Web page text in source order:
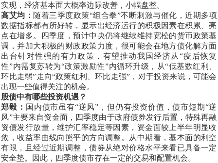
实现，经济基本面大概率边际改善，小幅盘整。
高艾均： 随着三季度政策“组合拳”不断刺激与催化，近期多项
数据指标都有所好转，显示出经济运行的积极因素在积累、亮
点在增多。四季度，预计中央仍将继续维持宽松的货币政策基
调，并加大积极的财政政策力度，很可能会在地方债化解方面
出台针对性强的有力政策，有望推动我国经济从“疫后恢复
性”内需复苏转为“政策激励性”内循环升级，从“低基数红利、
环比走弱”走向“政策红利、环比走强”，对于投资来说，可能会
出现一些值得关注的机会。
股债中有哪些投资机遇？
郑毅： 国内债市虽有“逆风”，但仍有投资价值，债市短期“逆
风”主要来自资金面，四季度由于政府债券发行后置，特殊再融
资债发行放量，维护汇率稳定等因素，资金面较上半年明显收
敛，收益率曲线向熊平的方向调整。从中期看，基本面的利空
有限，且经过近期调整，债券从绝对价格水平来看已具备一定
安全垫。因此，四季度债市存在一定的交易和配置机会。